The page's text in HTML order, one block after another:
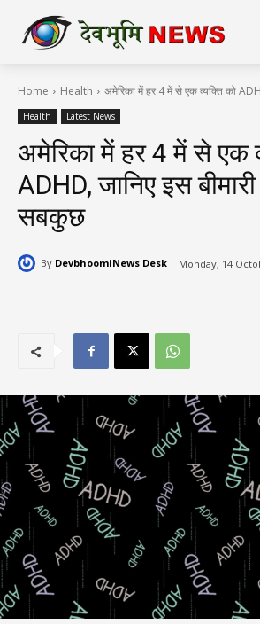
Home Health अमेरिका में हर 4 में से एक व्यक्ति को
Health Latest News
अमेरिका में हर 4 में से एक
ADHD, जानिए इस
सबकुछ
By DevbhoomiNews Desk Monday, 14